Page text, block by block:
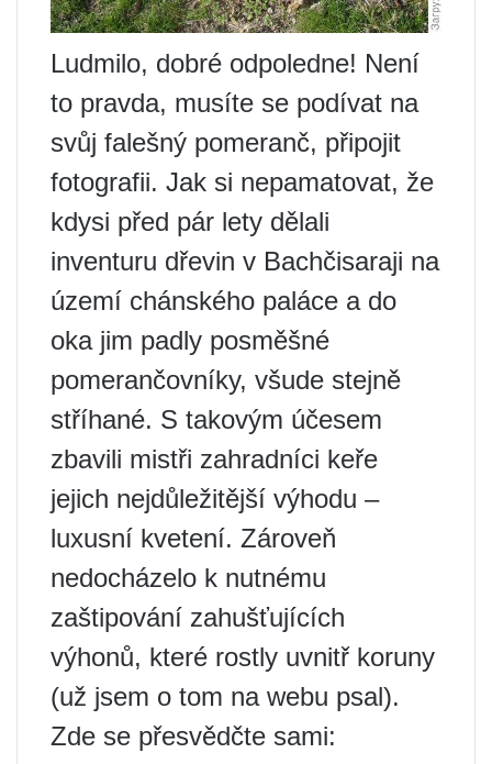
Ludmilo, dobré odpoledne! Není
to pravda, musíte se podívat na
svůj falešný pomeranč, připojit
fotografii. Jak si nepamatovat, že
kdysi před pár lety dělali
inventuru dřevin v Bachčisaraji na
území chánského paláce a do
oka jim padly posměšné
pomerančovníky, všude stejně
stříhané. S takovým účesem
zbavili mistři zahradníci keře
jejich nejdůležitější výhodu –
luxusní kvetení. Zároveň
nedocházelo k nutnému
zaštipování zahušťujících
výhonů, které rostly uvnitř koruny
(už jsem o tom na webu psal).
Zde se přesvědčte sami: